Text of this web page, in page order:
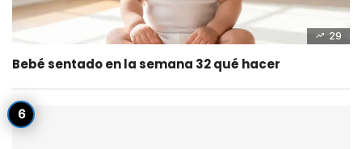
29
Bebé sentado en la semana 32 qué hacer